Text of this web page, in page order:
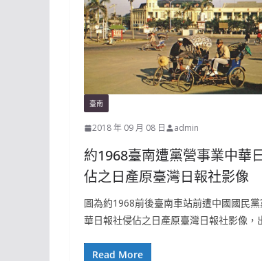
臺南
2018 年 09 月 08 日 admin
約1968臺南遭黨營事業中華
佔之日產原臺灣日報社影像
圖為約1968前後臺南車站前遭中國國民
華日報社侵佔之日產原臺灣日報社影像
Read More